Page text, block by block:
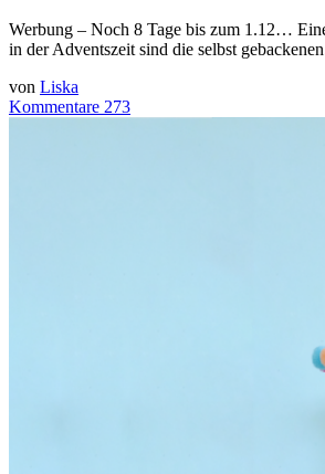
Werbung – Noch 8 Tage bis zum 1.12…
in der Adventszeit sind die selbst
von Liska
Kommentare 273